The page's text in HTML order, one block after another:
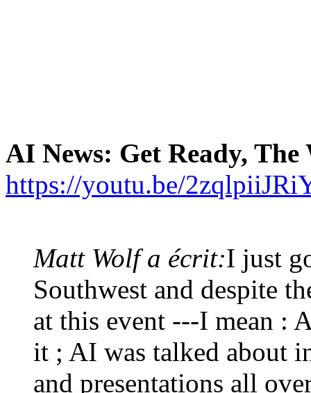
AI News: Get Ready,
https://youtu.be/
Matt Wolf a écrit:I just
Southwest and despite
at this event ---I mean :
it ; AI was talked about
and presentations all